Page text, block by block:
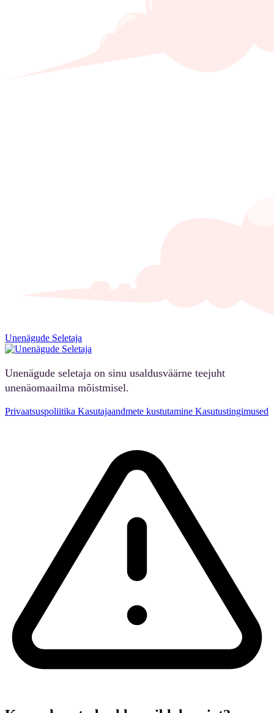
Unenägude Seletaja
Unenägude seletaja on sinu usaldusväärne teejuht
unenäomaailma mõistmisel.
Privaatsuspoliitika Kasutajaandmete kustutamine Kasutustingimused